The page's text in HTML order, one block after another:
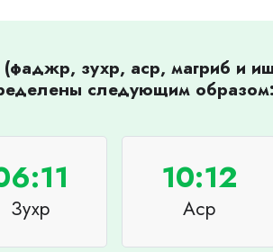
зухр, аср, магриб и
следующим образом:
Зухр
10:12
Аср